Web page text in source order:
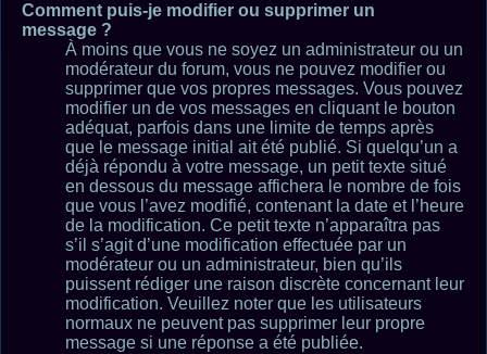
Comment puis-je modifier ou supprimer un
message ?
À moins que vous ne soyez un administrateur ou un
modérateur du forum, vous ne pouvez modifier ou
supprimer que vos propres messages. Vous pouvez
modifier un de vos messages en cliquant le bouton
adéquat, parfois dans une limite de temps après
que le message initial ait été publié. Si quelqu’un a
déjà répondu à votre message, un petit texte situé
en dessous du message affichera le nombre de fois
que vous l’avez modifié, contenant la date et l’heure
de la modification. Ce petit texte n’apparaîtra pas
s’il s’agit d’une modification effectuée par un
modérateur ou un administrateur, bien qu’ils
puissent rédiger une raison discrète concernant leur
modification. Veuillez noter que les utilisateurs
normaux ne peuvent pas supprimer leur propre
message si une réponse a été publiée.